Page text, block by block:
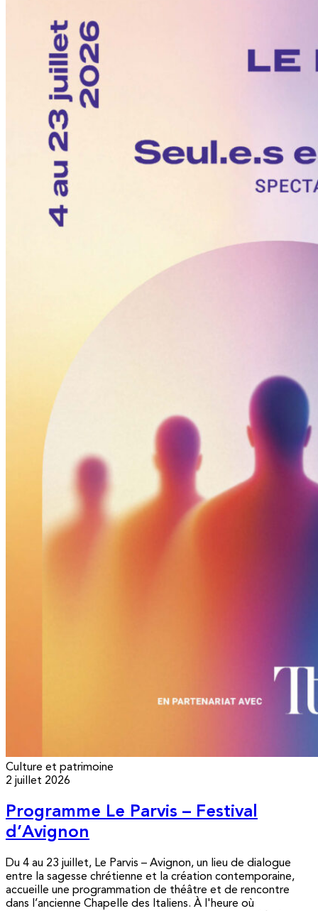
Culture et patrimoine
2 juillet 2026
Programme Le Parvis – Festival
d’Avignon
Du 4 au 23 juillet, Le Parvis – Avignon, un lieu de dialogue
entre la sagesse chrétienne et la création contemporaine,
accueille une programmation de théâtre et de rencontre
dans l’ancienne Chapelle des Italiens. À l'heure où